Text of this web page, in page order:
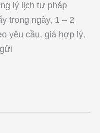
lý lịch tư pháp
trong ngày, 1 – 2
yêu cầu, giá hợp lý,